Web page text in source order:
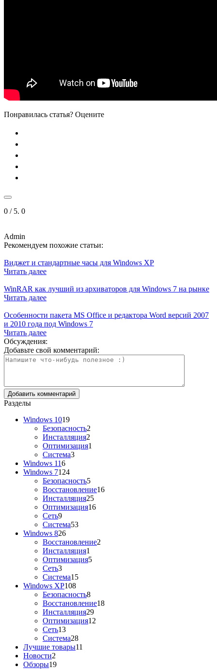
Понравилась статья? Оцените
0 / 5. 0
Admin
Рекомендуем похожие статьи:
Виджет и стандартные часы для Windows XP
Читать далее
WinRAR как лучший из архиваторов для Windows 7 на рынке
Читать далее
Особенности пакета MS Office и редактора Word версий 2007
и 2010 года под Windows 7
Читать далее
Обсуждения:
Добавьте свой комментарий:
Разделы
Windows 1019
Безопасность2
Инсталляция2
Оптимизация1
Система3
Windows 116
Windows 7124
Безопасность5
Восстановление16
Инсталляция25
Оптимизация16
Сеть9
Система53
Windows 826
Восстановление2
Инсталляция1
Оптимизация5
Сеть3
Система15
Windows XP108
Безопасность8
Восстановление18
Инсталляция29
Оптимизация12
Сеть13
Система28
Лучшие товары11
Новости2
Обзоры19